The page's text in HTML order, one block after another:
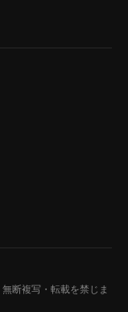
無断複写・転載を禁じま